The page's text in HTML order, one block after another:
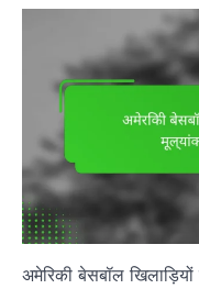
अमेरिकी बेसबॉल